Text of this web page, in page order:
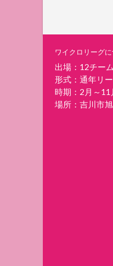
ワイクロリーグ
出場：12チーム
形式：通年リ
時期：2月～11
場所：吉川市